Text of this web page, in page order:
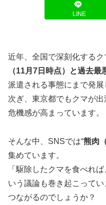
LINE
近年、全国で深刻化する
（11月7日時点）と過去最
派遣される事態にまで発
次ぎ、東京都でもクマが
危機感が高まっています。
そんな中、SNSでは“熊肉
集めています。
「駆除したクマを食べれ
いう議論も巻き起こって
つながるのでしょうか？